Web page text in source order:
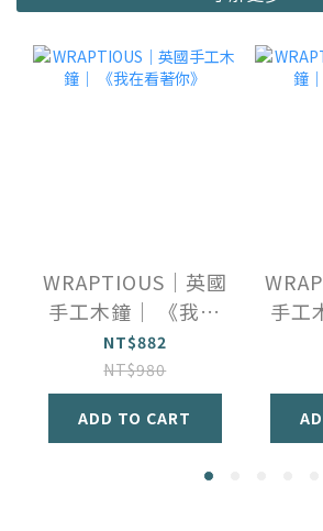
WRAPTIOUS｜英國
手工木鐘｜ 《我在
看著你》
NT$882
NT$980
ADD TO CART
手工木鐘